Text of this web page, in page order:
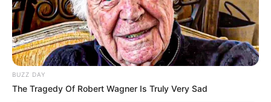
BUZZ DAY
The Tragedy Of Robert Wagner Is Truly Very Sad